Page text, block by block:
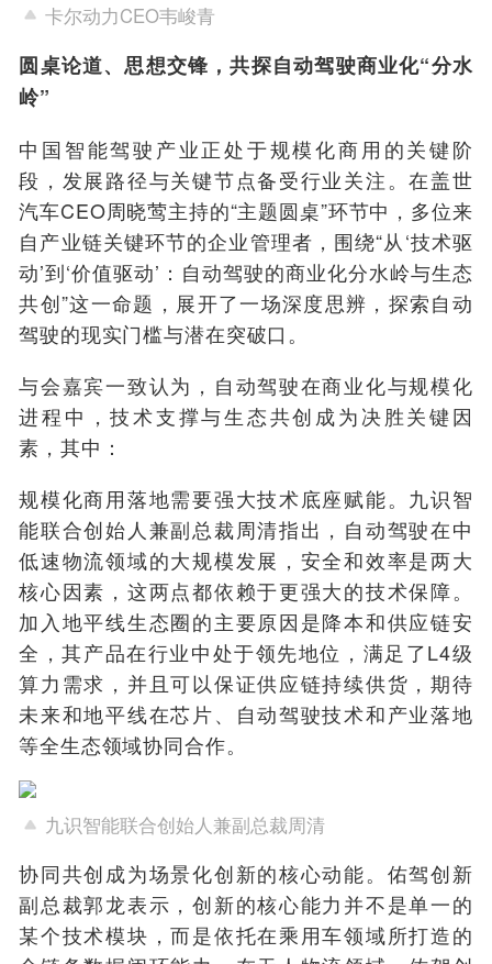
卡尔动力CEO韦峻青
圆桌论道、思想交锋，共探自动驾驶商业化“分水
岭”
中国智能驾驶产业正处于规模化商用的关键阶
段，发展路径与关键节点备受行业关注。在盖世
汽车CEO周晓莺主持的“主题圆桌”环节中，多位来
自产业链关键环节的企业管理者，围绕“从‘技术驱
动’到‘价值驱动’：自动驾驶的商业化分水岭与生态
共创”这一命题，展开了一场深度思辨，探索自动
驾驶的现实门槛与潜在突破口。
与会嘉宾一致认为，自动驾驶在商业化与规模化
进程中，技术支撑与生态共创成为决胜关键因
素，其中：
规模化商用落地需要强大技术底座赋能。 九识智
能联合创始人兼副总裁周清指出，自动驾驶在中
低速物流领域的大规模发展，安全和效率是两大
核心因素，这两点都依赖于更强大的技术保障。
加入地平线生态圈的主要原因是降本和供应链安
全，其产品在行业中处于领先地位，满足了L4级
算力需求，并且可以保证供应链持续供货，期待
未来和地平线在芯片、自动驾驶技术和产业落地
等全生态领域协同合作。
九识智能联合创始人兼副总裁周清
协同共创成为场景化创新的核心动能。 佑驾创新
副总裁郭龙表示，创新的核心能力并不是单一的
某个技术模块，而是依托在乘用车领域所打造的